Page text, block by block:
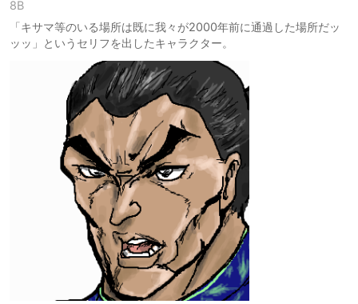
8B
「キサマ等のいる場所は既に我々が2000年前に通過した場所だッ
ッッ」というセリフを出したキャラクター。